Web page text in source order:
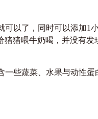
以了，同时可以添加1
猪喂牛奶喝，并没有发
些蔬菜、水果与动性蛋